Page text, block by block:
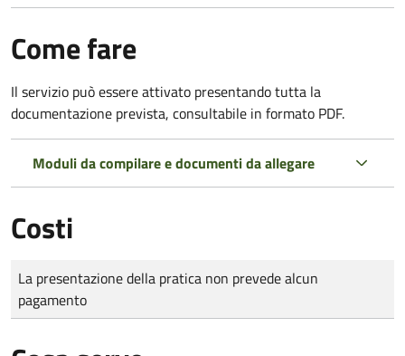
Come fare
Il servizio può essere attivato presentando tutta la
documentazione prevista, consultabile in formato PDF.
Moduli da compilare e documenti da allegare
Costi
Tipo di pagamento
Importo
La presentazione della pratica non prevede alcun
pagamento